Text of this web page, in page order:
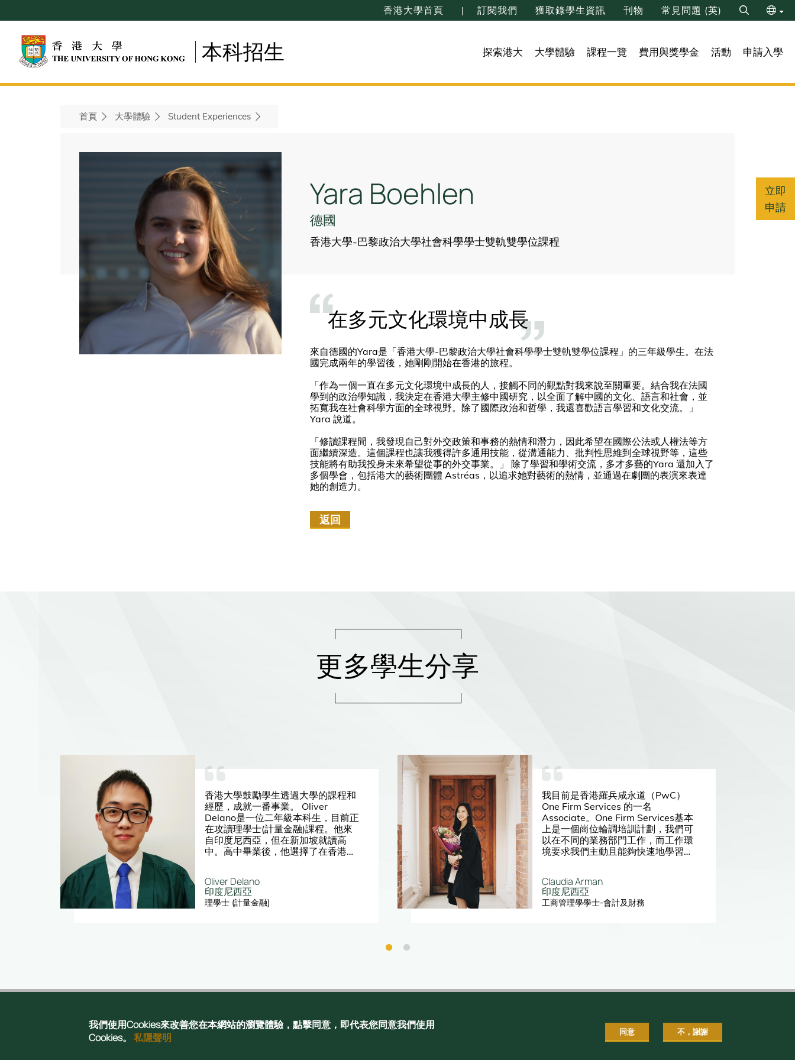
to
main
content
香港大學首頁 訂閱我們 獲取錄學生資訊 刊物 常見問題 (英)
Search
简
本科招生 探索港大 大學體驗 課程一覽 費用與獎學金 活動 申請入學
首頁 大學體驗 Student Experiences
Yara Boehlen
德國
香港大學-巴黎政治大學社會科學學士雙軌雙學位課程
在多元文化環境中成長
來自德國的Yara是「香港大學-巴黎政治大學社會科學學士雙軌雙學位課程」的三年級學生。在法
國完成兩年的學習後，她剛剛開始在香港的旅程。
「作為一個一直在多元文化環境中成長的人，接觸不同的觀點對我來說至關重要。結合我在法國
學到的政治學知識，我決定在香港大學主修中國研究，以全面了解中國的文化、語言和社會，並
拓寬我在社會科學方面的全球視野。除了國際政治和哲學，我還喜歡語言學習和文化交流。」
Yara 說道。
「修讀課程間，我發現自己對外交政策和事務的熱情和潛力，因此希望在國際公法或人權法等方
面繼續深造。這個課程也讓我獲得許多通用技能，從溝通能力、批判性思維到全球視野等，這些
技能將有助我投身未來希望從事的外交事業。」 除了學習和學術交流，多才多藝的Yara 還加入了
多個學會，包括港大的藝術團體 Astréas，以追求她對藝術的熱情，並通過在劇團的表演來表達
她的創造力。
返回
更多學生分享
香港大學鼓勵學生透過大學的課程和
經歷，成就一番事業。 Oliver
Delano是一位二年級本科生，目前正
在攻讀理學士(計量金融)課程。他來
自印度尼西亞，但在新加坡就讀高
中。高中畢業後，他選擇了在香港大
交流，並加入了一個香港大學的新學
會。
Oliver Delano
印度尼西亞
理學士 (計量金融)
我目前是香港羅兵咸永道（PwC）
One Firm Services 的一名
Associate。One Firm Services基本
上是一個崗位輪調培訓計劃，我們可
以在不同的業務部門工作，而工作環
境要求我們主動且能夠快速地學習新
節奏。
Claudia Arman
印度尼西亞
工商管理學學士-會計及財務
立即
申請
Copyright © 2025 Admissions Office, The Registry, The University of Hong Kong. All rights
我們使用Cookies來改善您在本網站的瀏覽體驗，點擊同意，即代表您同意我們使用
Cookies。私隱聲明 同意 不，謝謝